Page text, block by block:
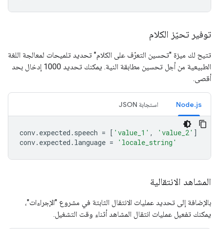
توفير تحيّز الكلام
تتيح لك ميزة "تحسين التعرّف على الكلام" تحديد تلميحات لمعالجة اللغة
الطبيعية من أجل تحسين مطابقة النية. يمكنك تحديد 1000 إدخال بحد
أقصى.
Node.js استجابة JSON
conv. expected . speech = [ 'value_1' , 'value_2' ]
conv. expected . language = 'locale_string'
المشاهد الانتقالية
بالإضافة إلى تحديد عمليات الانتقال الثابتة في مشروع "الإجراءات"،
يمكنك تفعيل عمليات انتقال المشاهد أثناء وقت التشغيل.